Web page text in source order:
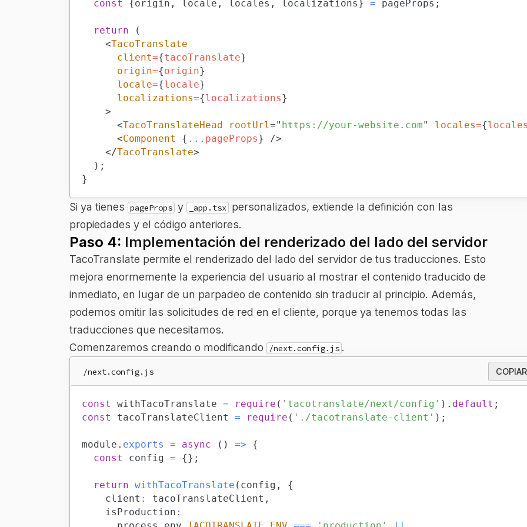
const
{origin , locale , locales , localizations} = pageProps ;
return
(
<TacoTranslate
client={tacoTranslate}
origin={origin}
locale={locale}
localizations={localizations}
>
<TacoTranslateHead rootUrl=" https://your-website.com" locales={locales
<Component { ... pageProps}
/>
</TacoTranslate>
) ;
}
Si ya tienes pageProps y _app.tsx personalizados, extiende la definición con las
propiedades y el código anteriores.
Paso 4: Implementación del renderizado del lado del servidor
TacoTranslate permite el renderizado del lado del servidor de tus traducciones. Esto
mejora enormemente la experiencia del usuario al mostrar el contenido traducido de
inmediato, en lugar de un parpadeo de contenido sin traducir al principio. Además,
podemos omitir las solicitudes de red en el cliente, porque ya tenemos todas las
traducciones que necesitamos.
Comenzaremos creando o modificando
/next.config.js .
/next.config.js COPIAR
const withTacoTranslate = require ( 'tacotranslate/next/config' ) . default ;
const
tacoTranslateClient = require ( './tacotranslate-client' ) ;
module . exports = async ( ) =>
{
const
config = {} ;
return withTacoTranslate ( config ,
{
		client
: tacoTranslateClient ,
		isProduction
: